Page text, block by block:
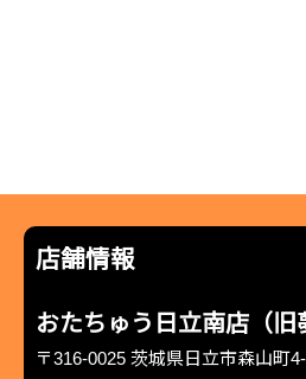
店舗情報
おたちゅう日立南店（旧
〒316-0025 茨城県日立市森山町